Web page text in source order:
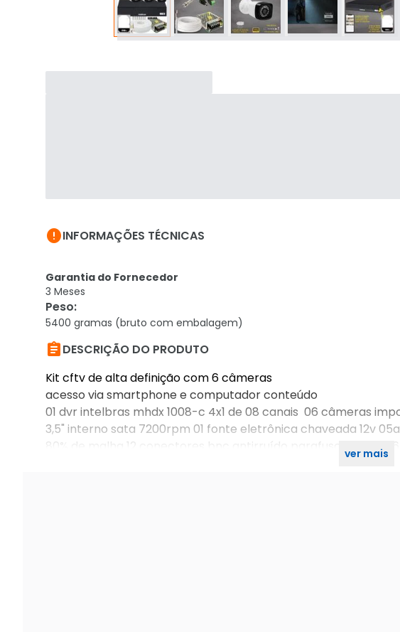
INFORMAÇÕES TÉCNICAS
Garantia do Fornecedor
3 Meses
Peso:
5400 gramas (bruto com embalagem)
DESCRIÇÃO DO PRODUTO
Kit cftv de alta definição com 6 câmeras
acesso via smartphone e computador conteúdo
01 dvr intelbras mhdx 1008-c 4x1 de 08 canais 06 câmeras
3,5" interno sata 7200rpm 01 fonte eletrônica chaveada 12v
80% de malha 12 conectores bnc antirruído parafuso e mola
ver mais